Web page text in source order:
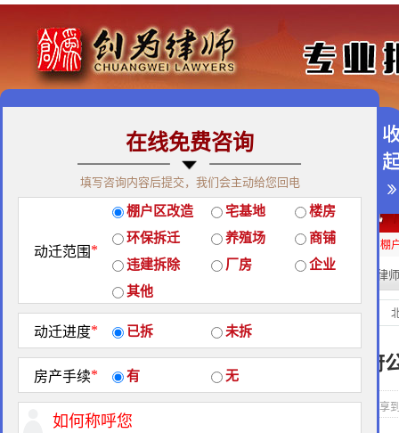
免费咨询热线：400-900-9881
经典案例 | 律师团队 拆迁维权 | 征地维权
房屋拆迁补偿 企业拆迁补偿 厂房拆迁补偿 征地补偿 违章拆迁补偿 棚
热门搜索: 拆迁律师
强制拆迁 当前位置：
强制拆迁程序规则：政府
次 分享
在线免费咨询
填写咨询内容后提交，我们会主动给您回电
动迁范围 *
棚户区改造 宅基地
楼房
环保拆迁
养殖场
商铺
违建拆除
厂房
企业
其他
动迁进度* 已拆 未拆
房产手续* 有 无